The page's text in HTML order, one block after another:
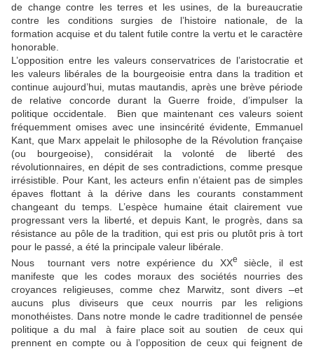
de change contre les terres et les usines, de la bureaucratie
contre les conditions surgies de l’histoire nationale, de la
formation acquise et du talent futile contre la vertu et le caractère
honorable.
L’opposition entre les valeurs conservatrices de l’aristocratie et
les valeurs libérales de la bourgeoisie entra dans la tradition et
continue aujourd’hui, mutas mautandis, après une brève période
de relative concorde durant la Guerre froide, d’impulser la
politique occidentale. Bien que maintenant ces valeurs soient
fréquemment omises avec une insincérité évidente, Emmanuel
Kant, que Marx appelait le philosophe de la Révolution française
(ou bourgeoise), considérait la volonté de liberté des
révolutionnaires, en dépit de ses contradictions, comme presque
irrésistible. Pour Kant, les acteurs enfin n’étaient pas de simples
épaves flottant à la dérive dans les courants constamment
changeant du temps. L’espèce humaine était clairement vue
progressant vers la liberté, et depuis Kant, le progrès, dans sa
résistance au pôle de la tradition, qui est pris ou plutôt pris à tort
pour le passé, a été la principale valeur libérale.
Nous tournant vers notre expérience du XXe
siècle, il est
manifeste que les codes moraux des sociétés nourries des
croyances religieuses, comme chez Marwitz, sont divers –et
aucuns plus diviseurs que ceux nourris par les religions
monothéistes. Dans notre monde le cadre traditionnel de pensée
politique a du mal à faire place soit au soutien de ceux qui
prennent en compte ou à l’opposition de ceux qui feignent de